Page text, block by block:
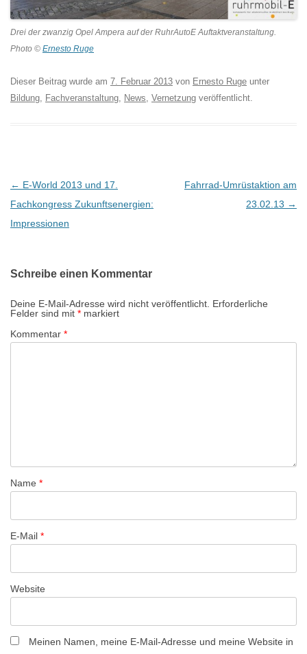
Drei der zwanzig Opel Ampera auf der RuhrAutoE Auftaktveranstaltung.
Photo © Ernesto Ruge
Dieser Beitrag wurde am 7. Februar 2013 von Ernesto Ruge unter
Bildung Fachveranstaltung News Vernetzung veröffentlicht.
B
e
i
a
g
s
-
i
n
← E-World 2013 und 17.
Fachkongress Zukunftsenergien:
Impressionen
Fahrrad-Umrüstaktion am
23.02.13 →
Schreibe einen Kommentar
Deine E-Mail-Adresse wird nicht veröffentlicht. Erforderliche
Felder sind mit * markiert
Kommentar *
Name *
E-Mail *
Website
Meinen Namen, meine E-Mail-Adresse und meine Website in